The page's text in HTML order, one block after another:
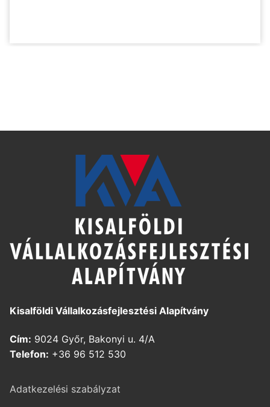
Kisalföldi Vállalkozásfejlesztési Alapítvány
Cím: 9024 Győr, Bakonyi u. 4/A
Telefon: +36 96 512 530
Adatkezelési szabályzat